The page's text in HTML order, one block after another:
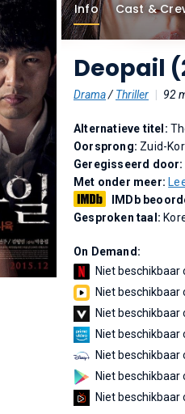
Info Cast &
Deopail
Drama/ Thriller 92
Alternatieve titel:
Oorsprong: Zuid-
Geregisseerd door:
Met onder meer:
IMDb
Gesproken taal:
On Demand:
Niet beschikbaar
Niet beschikbaar
Niet beschikbaar
Niet beschikbaar
Niet beschikbaar
Niet beschikbaar
Niet beschikbaar